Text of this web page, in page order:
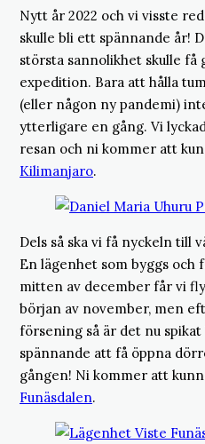
Nytt år 2022 och vi visste
skulle bli ett spännande år!
största sannolikhet skulle få
expedition. Bara att hålla
(eller någon ny pandemi)
ytterligare en gång. Vi
resan och ni kommer att
Kilimanjaro.
Dels så ska vi få nyckeln till
En lägenhet som byggs och
mitten av december får vi
början av november, men
försening så är det nu spikat
spännande att få öppna
gången! Ni kommer att
Funäsdalen.